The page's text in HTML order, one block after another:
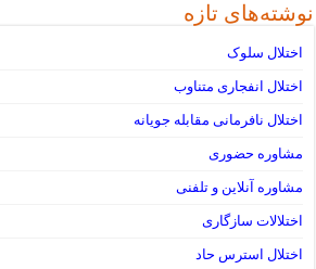
نوشته‌های تازه
اختلال سلوک
اختلال انفجاری متناوب
اختلال نافرمانی مقابله جویانه
مشاوره حضوری
مشاوره آنلاین و تلفنی
اختلالات سازگاری
اختلال استرس حاد